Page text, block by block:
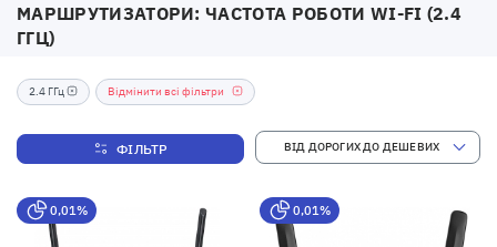
МАРШРУТИЗАТОРИ: ЧАСТОТА РОБОТИ WI-FI (2.4
ГГЦ)
0,01% 0,01%
2.4 ГГц Відмінити всі фільтри
ФІЛЬТР